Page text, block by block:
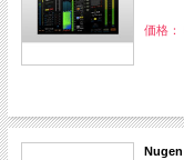
価格：